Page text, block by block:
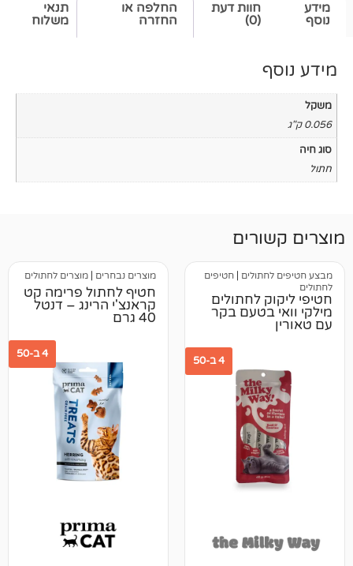
תנאי
משלוח
חוות דעת
החלפה או
החזרה
|חטיפים
לחתולים
בקר
מוצרים נבחרים מוצרים לחתולים
חטיף לחתול פרימה קט
קראנצ'י הרינג – דנטל
40 גרם